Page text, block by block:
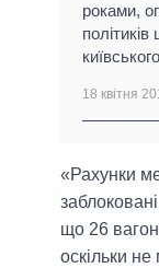
роками,
18 квітня
«Рахунки
що 26
оскільки